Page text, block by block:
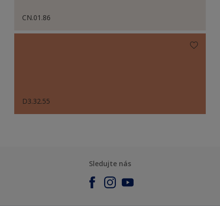
CN.01.86
D3.32.55
Sledujte nás